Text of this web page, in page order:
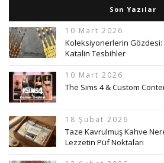
Son Yazılar
10 Mart 2026
Koleksiyonerlerin Gözdesi:
Katalin Tesbihler
10 Mart 2026
The Sims 4 & Custom
18 Şubat 2026
Taze Kavrulmuş Kahve
Lezzetin Püf Noktaları